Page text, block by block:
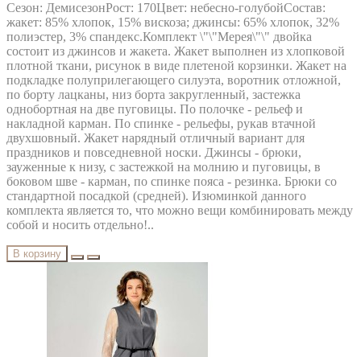
Сезон: ДемисезонРост: 170Цвет: небесно-голубойСостав:
жакет: 85% хлопок, 15% вискоза; джинсы: 65% хлопок, 32%
полиэстер, 3% спандекс.Комплект \"\"Мерея\"\" двойка
состоит из джинсов и жакета. Жакет выполнен из хлопковой
плотной ткани, рисунок в виде плетеной корзинки. Жакет на
подкладке полуприлегающего силуэта, воротник отложной,
по борту лацканы, низ борта закругленный, застежка
однобортная на две пуговицы. По полочке - рельеф и
накладной карман. По спинке - рельефы, рукав втачной
двухшовный. Жакет нарядный отличный вариант для
праздников и повседневной носки. Джинсы - брюки,
зауженные к низу, с застежкой на молнию и пуговицы, в
боковом шве - карман, по спинке пояса - резинка. Брюки со
стандартной посадкой (средней). Изюминкой данного
комплекта является то, что можно вещи комбинировать между
собой и носить отдельно!..
В корзину